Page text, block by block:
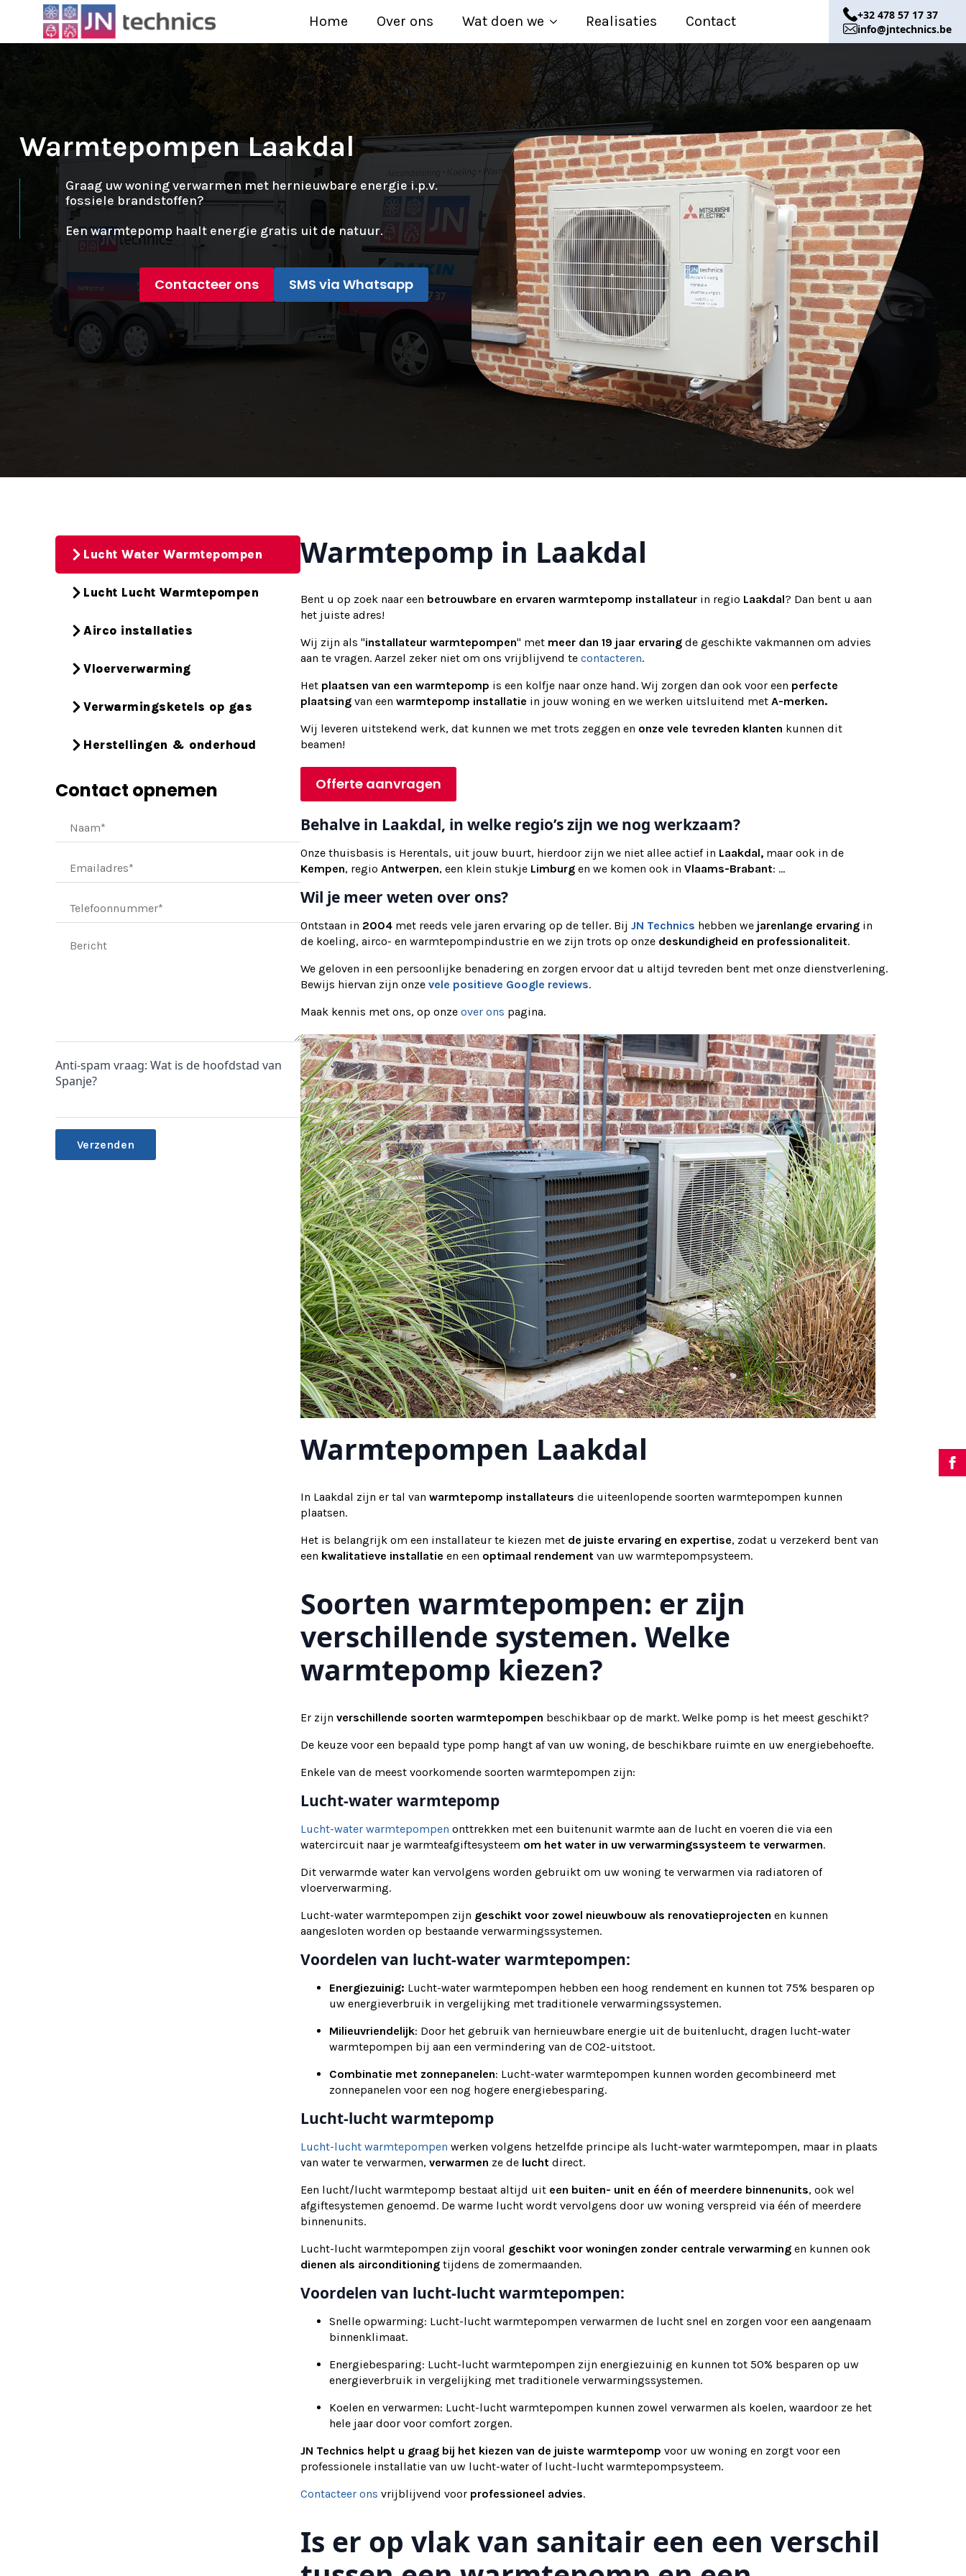
Home Over ons Wat doen we Realisaties Contact
+32 478 57 17 37
info@jntechnics.be
Warmtepompen Laakdal
Graag uw woning verwarmen met hernieuwbare energie i.p.v.
fossiele brandstoffen?
Een warmtepomp haalt energie gratis uit de natuur.
Contacteer ons SMS via Whatsapp
Lucht Water Warmtepompen
Lucht Lucht Warmtepompen
Airco installaties
Vloerverwarming
Verwarmingsketels op gas
Herstellingen & onderhoud
Contact opnemen
Anti-spam vraag: Wat is de hoofdstad van
Spanje?
Warmtepomp in Laakdal
Bent u op zoek naar een betrouwbare en ervaren warmtepomp installateur in regio Laakdal? Dan bent u aan
het juiste adres!
Wij zijn als "installateur warmtepompen" met meer dan 19 jaar ervaring de geschikte vakmannen om advies
aan te vragen. Aarzel zeker niet om ons vrijblijvend te contacteren.
Het plaatsen van een warmtepomp is een kolfje naar onze hand. Wij zorgen dan ook voor een perfecte
plaatsing van een warmtepomp installatie in jouw woning en we werken uitsluitend met A-merken.
Wij leveren uitstekend werk, dat kunnen we met trots zeggen en onze vele tevreden klanten kunnen dit
beamen!
Offerte aanvragen
Behalve in Laakdal, in welke regio’s zijn we nog werkzaam?
Onze thuisbasis is Herentals, uit jouw buurt, hierdoor zijn we niet allee actief in Laakdal, maar ook in de
Kempen, regio Antwerpen, een klein stukje Limburg en we komen ook in Vlaams-Brabant: ...
Wil je meer weten over ons?
Ontstaan in 2004 met reeds vele jaren ervaring op de teller. Bij JN Technics hebben we jarenlange ervaring in
de koeling, airco- en warmtepompindustrie en we zijn trots op onze deskundigheid en professionaliteit.
We geloven in een persoonlijke benadering en zorgen ervoor dat u altijd tevreden bent met onze dienstverlening.
Bewijs hiervan zijn onze vele positieve Google reviews.
Maak kennis met ons, op onze over ons pagina.
Warmtepompen Laakdal
In Laakdal zijn er tal van warmtepomp installateurs die uiteenlopende soorten warmtepompen kunnen
plaatsen.
Het is belangrijk om een installateur te kiezen met de juiste ervaring en expertise, zodat u verzekerd bent van
een kwalitatieve installatie en een optimaal rendement van uw warmtepompsysteem.
Soorten warmtepompen: er zijn
verschillende systemen. Welke
warmtepomp kiezen?
Er zijn verschillende soorten warmtepompen beschikbaar op de markt. Welke pomp is het meest geschikt?
De keuze voor een bepaald type pomp hangt af van uw woning, de beschikbare ruimte en uw energiebehoefte.
Enkele van de meest voorkomende soorten warmtepompen zijn:
Lucht-water warmtepomp
Lucht-water warmtepompen onttrekken met een buitenunit warmte aan de lucht en voeren die via een
watercircuit naar je warmteafgiftesysteem om het water in uw verwarmingssysteem te verwarmen.
Dit verwarmde water kan vervolgens worden gebruikt om uw woning te verwarmen via radiatoren of
vloerverwarming.
Lucht-water warmtepompen zijn geschikt voor zowel nieuwbouw als renovatieprojecten en kunnen
aangesloten worden op bestaande verwarmingssystemen.
Voordelen van lucht-water warmtepompen:
Energiezuinig: Lucht-water warmtepompen hebben een hoog rendement en kunnen tot 75% besparen op
uw energieverbruik in vergelijking met traditionele verwarmingssystemen.
Milieuvriendelijk: Door het gebruik van hernieuwbare energie uit de buitenlucht, dragen lucht-water
warmtepompen bij aan een vermindering van de CO2-uitstoot.
Combinatie met zonnepanelen: Lucht-water warmtepompen kunnen worden gecombineerd met
zonnepanelen voor een nog hogere energiebesparing.
Lucht-lucht warmtepomp
Lucht-lucht warmtepompen werken volgens hetzelfde principe als lucht-water warmtepompen, maar in plaats
van water te verwarmen, verwarmen ze de lucht direct.
Een lucht/lucht warmtepomp bestaat altijd uit een buiten- unit en één of meerdere binnenunits, ook wel
afgiftesystemen genoemd. De warme lucht wordt vervolgens door uw woning verspreid via één of meerdere
binnenunits.
Lucht-lucht warmtepompen zijn vooral geschikt voor woningen zonder centrale verwarming en kunnen ook
dienen als airconditioning tijdens de zomermaanden.
Voordelen van lucht-lucht warmtepompen:
Snelle opwarming: Lucht-lucht warmtepompen verwarmen de lucht snel en zorgen voor een aangenaam
binnenklimaat.
Energiebesparing: Lucht-lucht warmtepompen zijn energiezuinig en kunnen tot 50% besparen op uw
energieverbruik in vergelijking met traditionele verwarmingssystemen.
Koelen en verwarmen: Lucht-lucht warmtepompen kunnen zowel verwarmen als koelen, waardoor ze het
hele jaar door voor comfort zorgen.
JN Technics helpt u graag bij het kiezen van de juiste warmtepomp voor uw woning en zorgt voor een
professionele installatie van uw lucht-water of lucht-lucht warmtepompsysteem.
Contacteer ons vrijblijvend voor professioneel advies.
Is er op vlak van sanitair een een verschil